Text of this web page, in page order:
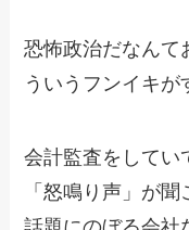
恐怖政治だなんて
ういうフンイキが
会計監査をしてい
「怒鳴り声」が